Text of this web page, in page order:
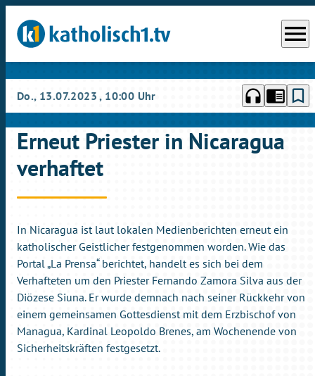
menu
Do., 13.07.2023, 10:00 Uhr headphones chrome_reader_mode bookmark_border
Erneut Priester in Nicaragua
verhaftet
In Nicaragua ist laut lokalen Medienberichten erneut ein
katholischer Geistlicher festgenommen worden. Wie das
Portal „La Prensa“ berichtet, handelt es sich bei dem
Verhafteten um den Priester Fernando Zamora Silva aus der
Diözese Siuna. Er wurde demnach nach seiner Rückkehr von
einem gemeinsamen Gottesdienst mit dem Erzbischof von
Managua, Kardinal Leopoldo Brenes, am Wochenende von
Sicherheitskräften festgesetzt.